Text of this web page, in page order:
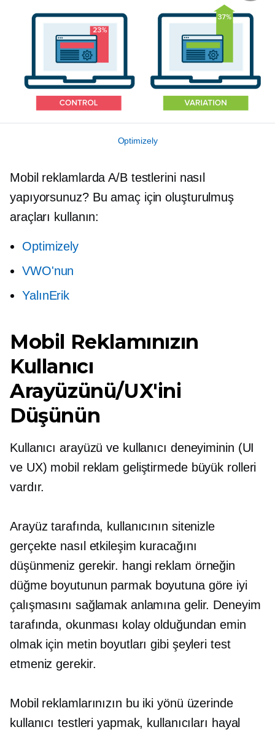
Optimizely
Mobil reklamlarda A/B testlerini nasıl
yapıyorsunuz? Bu amaç için oluşturulmuş
araçları kullanın:
Optimizely
VWO'nun
YalınErik
Mobil Reklamınızın
Kullanıcı
Arayüzünü/UX'ini
Düşünün
Kullanıcı arayüzü ve kullanıcı deneyiminin (UI
ve UX) mobil reklam geliştirmede büyük rolleri
vardır.
Arayüz tarafında, kullanıcının sitenizle
gerçekte nasıl etkileşim kuracağını
düşünmeniz gerekir. hangi reklam örneğin
düğme boyutunun parmak boyutuna göre iyi
çalışmasını sağlamak anlamına gelir. Deneyim
tarafında, okunması kolay olduğundan emin
olmak için metin boyutları gibi şeyleri test
etmeniz gerekir.
Mobil reklamlarınızın bu iki yönü üzerinde
kullanıcı testleri yapmak, kullanıcıları hayal